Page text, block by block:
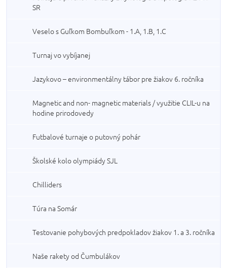
SR
Veselo s Guľkom Bombuľkom - 1.A, 1.B, 1.C
Turnaj vo vybíjanej
Jazykovo – environmentálny tábor pre žiakov 6. ročníka
Magnetic and non- magnetic materials / využitie CLIL-u na
hodine prirodovedy
Futbalové turnaje o putovný pohár
Školské kolo olympiády SJL
Chilliders
Túra na Somár
Testovanie pohybových predpokladov žiakov 1. a 3. ročníka
Naše rakety od Čumbulákov